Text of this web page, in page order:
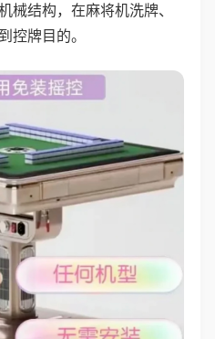
械结构，在麻将机洗牌、
控牌目的。